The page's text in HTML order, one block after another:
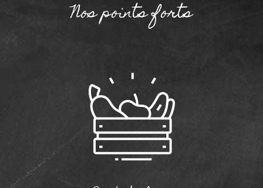
Nos points forts